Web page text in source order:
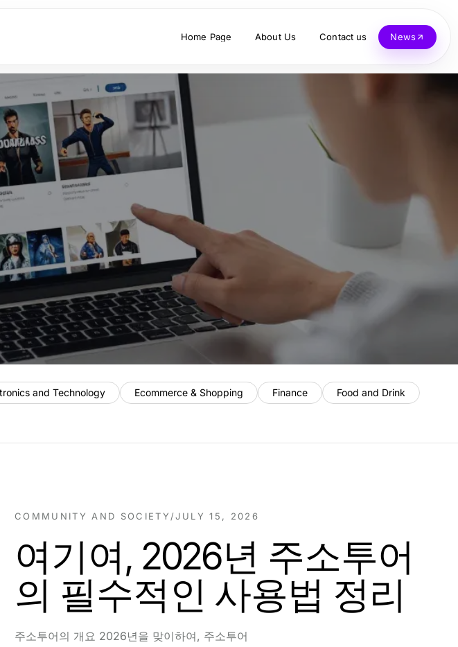
Home Page About Us Contact us News
and Technology Ecommerce & Shopping Finance
Food and Drink
COMMUNITY AND SOCIETY /JULY 15, 2026
여기여, 2026년 주소투어
의 필수적인 사용법 정리
주소투어의 개요 2026년을 맞이하여, 주소투어